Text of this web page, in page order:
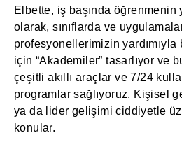
Elbette, iş başında öğrenmenin
olarak, sınıflarda ve
profesyonellerimizin
için “Akademiler” tasarlıyor ve
çeşitli akıllı araçlar ve 7/24
programlar sağlıyoruz. Kişisel
ya da lider gelişimi ciddiyetle
konular.